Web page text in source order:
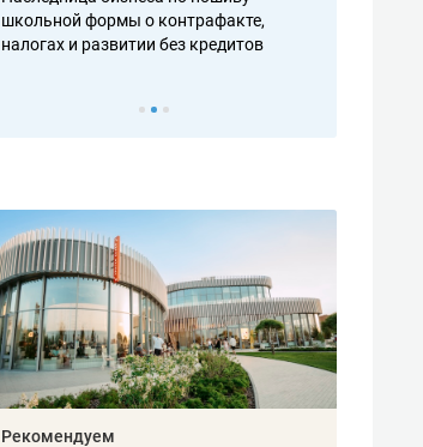
школьной формы о контрафакте,
налогах и развитии без кредитов
Рекомендуем